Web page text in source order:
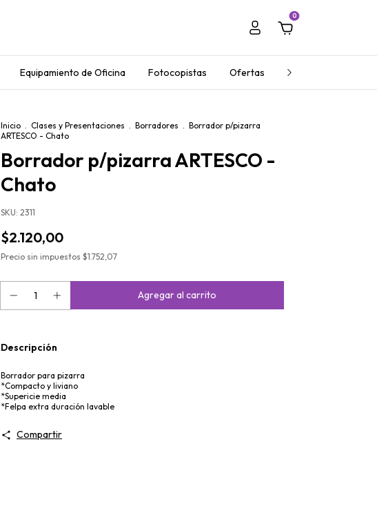
0
Equipamiento de Oficina Fotocopistas Ofertas Regalos
Inicio . Clases y Presentaciones . Borradores . Borrador p/pizarra
ARTESCO - Chato
Borrador p/pizarra ARTESCO -
Chato
SKU: 2311
$2.120,00
Precio sin impuestos $1.752,07
Descripción
Borrador para pizarra
*Compacto y liviano
*Supericie media
*Felpa extra duración lavable
Compartir